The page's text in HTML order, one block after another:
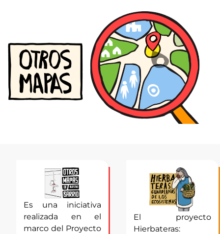
Es una iniciativa
realizada en el
marco del Proyecto
El proyecto
Hierbateras: